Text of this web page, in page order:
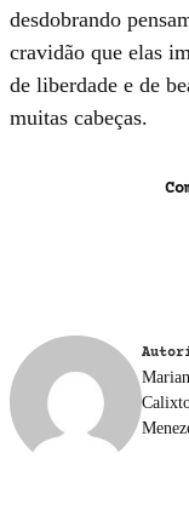
desdobrando
cravidão que elas
de liberdade e de
muitas cabeças.